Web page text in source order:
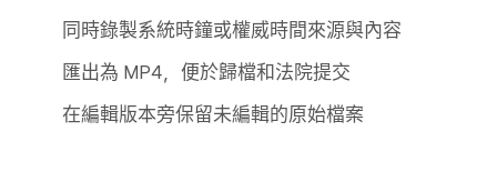
同時錄製系統時鐘或權威時間來源與內容
匯出為 MP4，便於歸檔和法院提交
在編輯版本旁保留未編輯的原始檔案